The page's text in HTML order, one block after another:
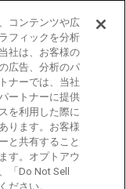
点と星の数」の情報をも
ら、「評価点と星の数」に
だわりの中古車を様々な角
種を多く取り揃え、皆さ
け致します。
号
コンテンツや広
フィックを分析
社は、お客様の
広告、分析のパ
ナーでは、当社
ートナーに提供
を利用した際に
ります。お客様
と共有すること
す。オプトアウ
「Do Not Sell
ださい。